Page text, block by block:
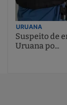
URUANA
Suspeito de
Uruana po...